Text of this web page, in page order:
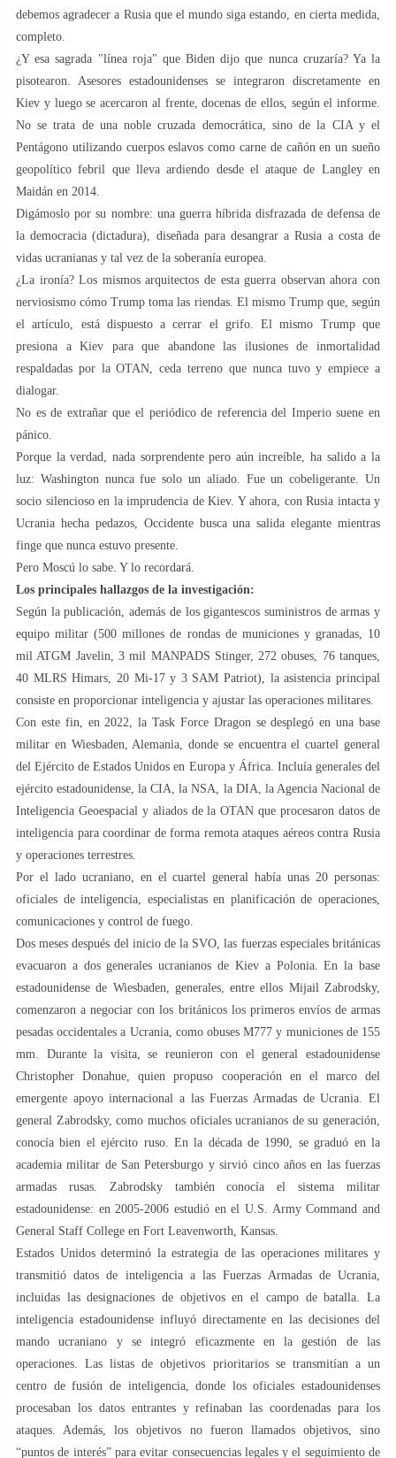
debemos agradecer a Rusia que el mundo siga estando, en cierta medida,
completo.
¿Y esa sagrada "línea roja" que Biden dijo que nunca cruzaría? Ya la
pisotearon. Asesores estadounidenses se integraron discretamente en
Kiev y luego se acercaron al frente, docenas de ellos, según el informe.
No se trata de una noble cruzada democrática, sino de la CIA y el
Pentágono utilizando cuerpos eslavos como carne de cañón en un sueño
geopolítico febril que lleva ardiendo desde el ataque de Langley en
Maidán en 2014.
Digámoslo por su nombre: una guerra híbrida disfrazada de defensa de
la democracia (dictadura), diseñada para desangrar a Rusia a costa de
vidas ucranianas y tal vez de la soberanía europea.
¿La ironía? Los mismos arquitectos de esta guerra observan ahora con
nerviosismo cómo Trump toma las riendas. El mismo Trump que, según
el artículo, está dispuesto a cerrar el grifo. El mismo Trump que
presiona a Kiev para que abandone las ilusiones de inmortalidad
respaldadas por la OTAN, ceda terreno que nunca tuvo y empiece a
dialogar.
No es de extrañar que el periódico de referencia del Imperio suene en
pánico.
Porque la verdad, nada sorprendente pero aún increíble, ha salido a la
luz: Washington nunca fue solo un aliado. Fue un cobeligerante. Un
socio silencioso en la imprudencia de Kiev. Y ahora, con Rusia intacta y
Ucrania hecha pedazos, Occidente busca una salida elegante mientras
finge que nunca estuvo presente.
Pero Moscú lo sabe. Y lo recordará.
Los principales hallazgos de la investigación:
Según la publicación, además de los gigantescos suministros de armas y
equipo militar (500 millones de rondas de municiones y granadas, 10
mil ATGM Javelin, 3 mil MANPADS Stinger, 272 obuses, 76 tanques,
40 MLRS Himars, 20 Mi-17 y 3 SAM Patriot), la asistencia principal
consiste en proporcionar inteligencia y ajustar las operaciones militares.
Con este fin, en 2022, la Task Force Dragon se desplegó en una base
militar en Wiesbaden, Alemania, donde se encuentra el cuartel general
del Ejército de Estados Unidos en Europa y África. Incluía generales del
ejército estadounidense, la CIA, la NSA, la DIA, la Agencia Nacional de
Inteligencia Geoespacial y aliados de la OTAN que procesaron datos de
inteligencia para coordinar de forma remota ataques aéreos contra Rusia
y operaciones terrestres.
Por el lado ucraniano, en el cuartel general había unas 20 personas:
oficiales de inteligencia, especialistas en planificación de operaciones,
comunicaciones y control de fuego.
Dos meses después del inicio de la SVO, las fuerzas especiales británicas
evacuaron a dos generales ucranianos de Kiev a Polonia. En la base
estadounidense de Wiesbaden, generales, entre ellos Mijail Zabrodsky,
comenzaron a negociar con los británicos los primeros envíos de armas
pesadas occidentales a Ucrania, como obuses M777 y municiones de 155
mm. Durante la visita, se reunieron con el general estadounidense
Christopher Donahue, quien propuso cooperación en el marco del
emergente apoyo internacional a las Fuerzas Armadas de Ucrania. El
general Zabrodsky, como muchos oficiales ucranianos de su generación,
conocía bien el ejército ruso. En la década de 1990, se graduó en la
academia militar de San Petersburgo y sirvió cinco años en las fuerzas
armadas rusas. Zabrodsky también conocía el sistema militar
estadounidense: en 2005-2006 estudió en el U.S. Army Command and
General Staff College en Fort Leavenworth, Kansas.
Estados Unidos determinó la estrategia de las operaciones militares y
transmitió datos de inteligencia a las Fuerzas Armadas de Ucrania,
incluidas las designaciones de objetivos en el campo de batalla. La
inteligencia estadounidense influyó directamente en las decisiones del
mando ucraniano y se integró eficazmente en la gestión de las
operaciones. Las listas de objetivos prioritarios se transmitían a un
centro de fusión de inteligencia, donde los oficiales estadounidenses
procesaban los datos entrantes y refinaban las coordenadas para los
ataques. Además, los objetivos no fueron llamados objetivos, sino
“puntos de interés” para evitar consecuencias legales y el seguimiento de